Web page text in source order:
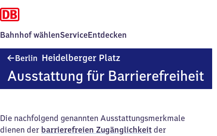
Bahnhof wählenServiceEntdecken
Berlin Heidelberger Platz
Platz
Ausstattung für Barrierefreiheit
Die nachfolgend genannten Ausstattungsmerkmale
dienen der barrierefreien Zugänglichkeit der